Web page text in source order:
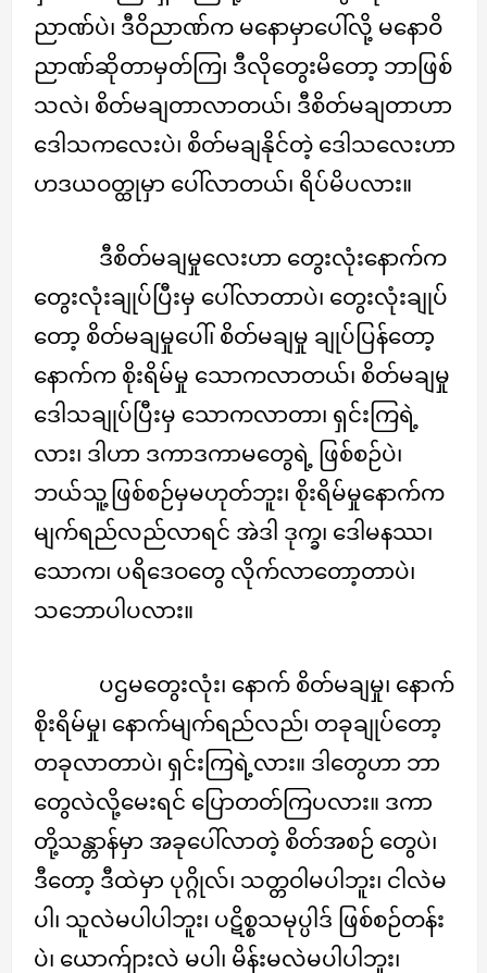
ညာဏ်ပဲ၊ ဒီဝိညာဏ်က မနောမှာပေါ်လို့ မနောဝိ
ညာဏ်ဆိုတာမှတ်ကြ၊ ဒီလိုတွေးမိတော့ ဘာဖြစ်
သလဲ၊ စိတ်မချတာလာတယ်၊ ဒီစိတ်မချတာဟာ
ဒေါသကလေးပဲ၊ စိတ်မချနိုင်တဲ့ ဒေါသလေးဟာ
ဟဒယဝတ္ထုမှာ ပေါ်လာတယ်၊ ရိပ်မိပလား။
ဒီစိတ်မချမှုလေးဟာ တွေးလုံးနောက်က
တွေးလုံးချုပ်ပြီးမှ ပေါ်လာတာပဲ၊ တွေးလုံးချုပ်
တော့ စိတ်မချမှုပေါ်၊ စိတ်မချမှု ချုပ်ပြန်တော့
နောက်က စိုးရိမ်မှု သောကလာတယ်၊ စိတ်မချမှု
ဒေါသချုပ်ပြီးမှ သောကလာတာ၊ ရှင်းကြရဲ့
လား၊ ဒါဟာ ဒကာဒကာမတွေရဲ့ ဖြစ်စဉ်ပဲ၊
ဘယ်သူ့ဖြစ်စဉ်မှမဟုတ်ဘူး၊ စိုးရိမ်မှုနောက်က
မျက်ရည်လည်လာရင် အဲဒါ ဒုက္ခ၊ ဒေါမနဿ၊
သောက၊ ပရိဒေဝတွေ လိုက်လာတော့တာပဲ၊
သဘောပါပလား။
ပဌမတွေးလုံး၊ နောက် စိတ်မချမှု၊ နောက်
စိုးရိမ်မှု၊ နောက်မျက်ရည်လည်၊ တခုချုပ်တော့
တခုလာတာပဲ၊ ရှင်းကြရဲ့လား။ ဒါတွေဟာ ဘာ
တွေလဲလို့မေးရင် ပြောတတ်ကြပလား။ ဒကာ
တို့သန္တာန်မှာ အခုပေါ်လာတဲ့ စိတ်အစဉ် တွေပဲ၊
ဒီတော့ ဒီထဲမှာ ပုဂ္ဂိုလ်၊ သတ္တဝါမပါဘူး၊ ငါလဲမ
ပါ၊ သူလဲမပါပါဘူး၊ ပဋိစ္စသမုပ္ပါဒ် ဖြစ်စဉ်တန်း
ပဲ၊ ယောက်ျားလဲ မပါ၊ မိန်းမလဲမပါပါဘူး၊